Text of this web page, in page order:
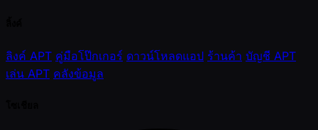
ลิงค์ APT คู่มือโป๊กเกอร์ ดาวน์โหลดแอป ร้านค้า บัญชี APT
เล่น APT คลังข้อมูล